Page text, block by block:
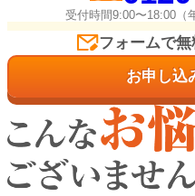
受付時間9:00〜18:00（
フォームで
お申し込